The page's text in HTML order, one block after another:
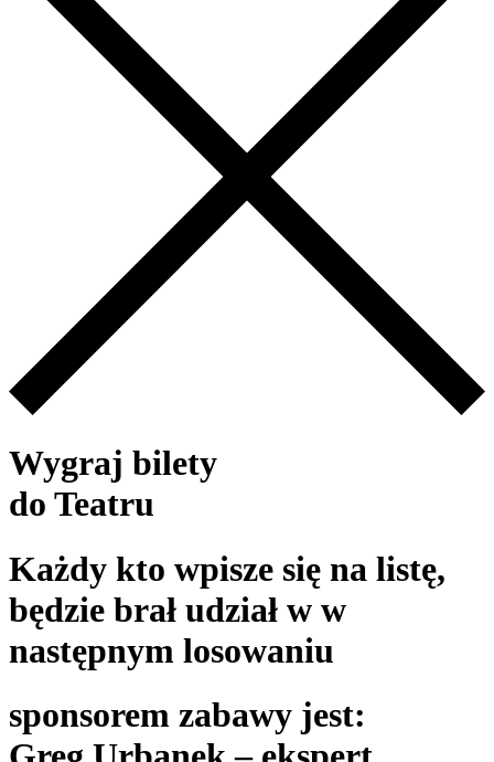
Wygraj bilety
do Teatru
Każdy kto wpisze się na listę,
będzie brał udział w w
następnym losowaniu
sponsorem zabawy jest: